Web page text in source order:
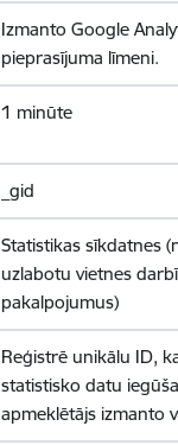
Izmanto Google
pieprasījuma līmeni.
1 minūte
_gid
Statistikas sīkdatnes
uzlabotu vietnes
pakalpojumus)
Reģistrē unikālu ID,
statistisko datu
apmeklētājs izmanto